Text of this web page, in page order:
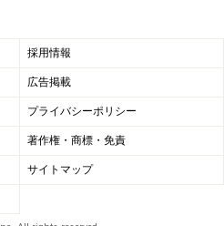
採用情報
広告掲載
プライバシーポリシー
著作権・商標・免責
サイトマップ